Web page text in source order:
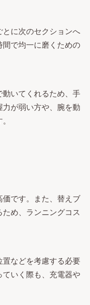
とに次のセクションへ
で均一に磨くための
いてくれるため、手
が弱い方や、腕を動
です。また、替えブ
め、ランニングコス
などを考慮する必要
いく際も、充電器や